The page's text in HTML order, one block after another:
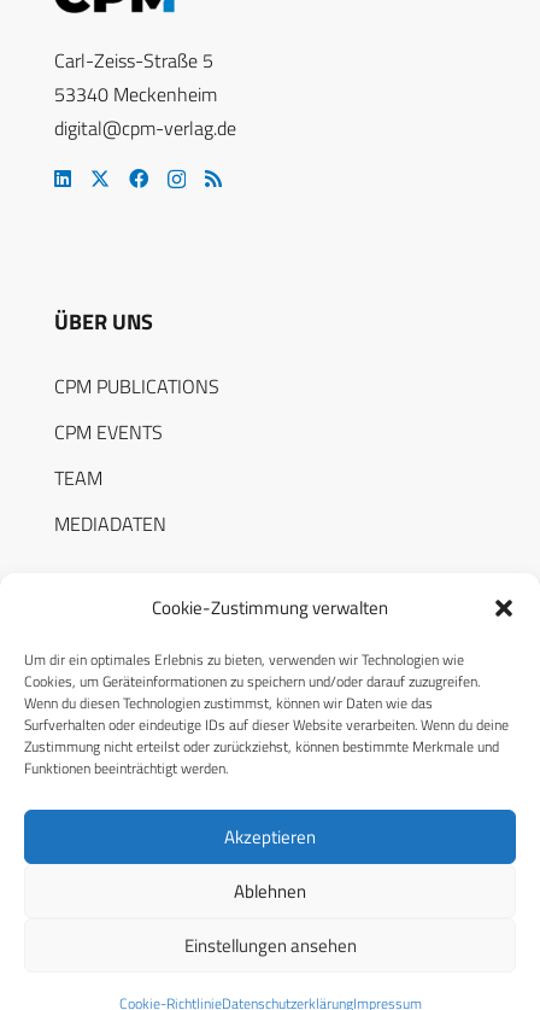
Cookie-Zustimmung verwalten
Um dir ein optimales Erlebnis zu bieten, verwenden wir Technologien wie
Cookies, um Geräteinformationen zu speichern und/oder darauf zuzugreifen.
Wenn du diesen Technologien zustimmst, können wir Daten wie das
Surfverhalten oder eindeutige IDs auf dieser Website verarbeiten. Wenn du deine
Zustimmung nicht erteilst oder zurückziehst, können bestimmte Merkmale und
Funktionen beeinträchtigt werden.
Akzeptieren
Ablehnen
Einstellungen ansehen
Cookie-RichtlinieDatenschutzerklärungImpressum
Carl-Zeiss-Straße 5
53340 Meckenheim
digital@cpm-verlag.de
ÜBER UNS
CPM PUBLICATIONS
CPM EVENTS
TEAM
MEDIADATEN
RECHTLICHES
Datenschutzerklärung
Cookie-Richtlinie (EU)
© 2026 CPM GmbH – Alle Rechte vorbehalten